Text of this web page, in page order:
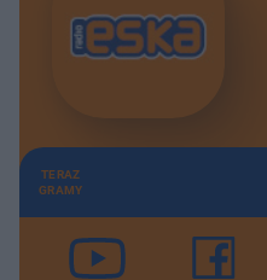
TERAZ
GRAMY